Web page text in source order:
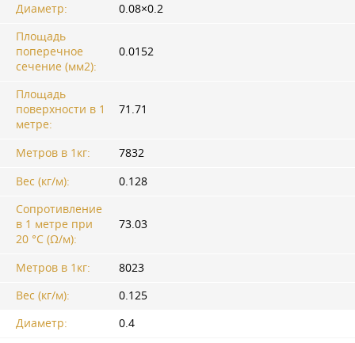
Диаметр:
0.08×0.2
Площадь
поперечное
сечение (мм2):
0.0152
Площадь
поверхности в 1
метре:
71.71
Метров в 1кг:
7832
Вес (кг/м):
0.128
Сопротивление
в 1 метре при
20 °C (Ω/м):
73.03
Метров в 1кг:
8023
Вес (кг/м):
0.125
Диаметр:
0.4